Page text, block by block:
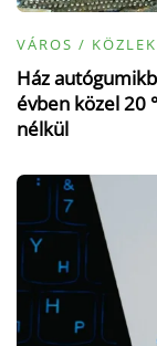
VÁROS /
Ház
évben közel 20
nélkül